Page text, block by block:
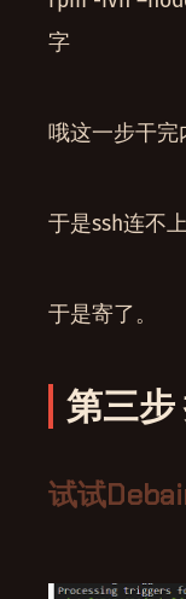
字
哦这一步干完
于是ssh连不
于是寄了。
第三步
试试